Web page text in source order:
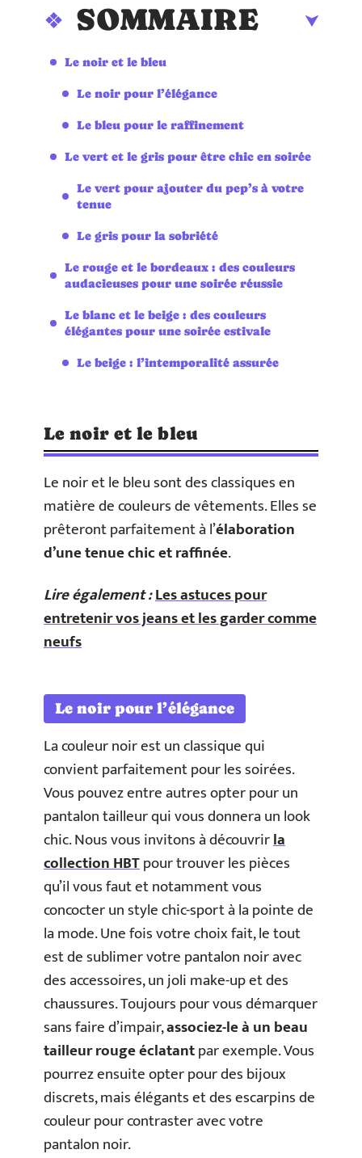
SOMMAIRE
Le noir et le bleu
Le noir pour l’élégance
Le bleu pour le raffinement
Le vert et le gris pour être chic en soirée
Le vert pour ajouter du pep’s à votre
tenue
Le gris pour la sobriété
Le rouge et le bordeaux : des couleurs
audacieuses pour une soirée réussie
Le blanc et le beige : des couleurs
élégantes pour une soirée estivale
Le beige : l’intemporalité assurée
Le noir et le bleu
Le noir et le bleu sont des classiques en
matière de couleurs de vêtements. Elles se
prêteront parfaitement à l’élaboration
d’une tenue chic et raffinée.
Lire également :Les astuces pour
entretenir vos jeans et les garder comme
neufs
Le noir pour l’élégance
La couleur noir est un classique qui
convient parfaitement pour les soirées.
Vous pouvez entre autres opter pour un
pantalon tailleur qui vous donnera un look
chic. Nous vous invitons à découvrirla
collection HBTpour trouver les pièces
qu’il vous faut et notamment vous
concocter un style chic-sport à la pointe de
la mode. Une fois votre choix fait, le tout
est de sublimer votre pantalon noir avec
des accessoires, un joli make-up et des
chaussures. Toujours pour vous démarquer
sans faire d’impair,associez-le à un beau
tailleur rouge éclatantpar exemple. Vous
pourrez ensuite opter pour des bijoux
discrets, mais élégants et des escarpins de
couleur pour contraster avec votre
pantalon noir.